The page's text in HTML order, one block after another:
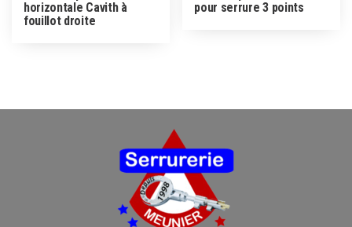
horizontale Cavith à
fouillot droite
pour serrure 3 points